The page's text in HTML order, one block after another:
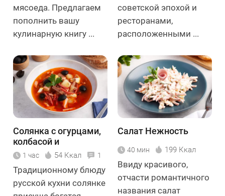
мясоеда. Предлагаем
пополнить вашу
кулинарную книгу ...
советской эпохой и
ресторанами,
расположенными ...
Солянка с огурцами,
колбасой и
картошкой
1 час 54 Ккал 1
Традиционному блюду
русской кухни солянке
Салат Нежность
40 мин 199 Ккал
Ввиду красивого,
отчасти романтичного
названия салат